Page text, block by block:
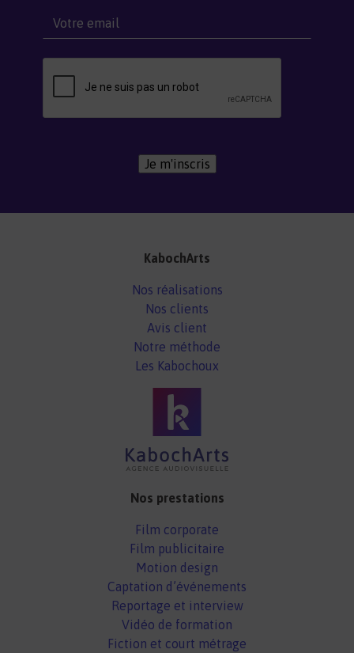
Je m'inscris
KabochArts
Nos réalisations
Nos clients
Avis client
Notre méthode
Les Kabochoux
Nos prestations
Film corporate
Film publicitaire
Motion design
Captation d’événements
Reportage et interview
Vidéo de formation
Fiction et court métrage